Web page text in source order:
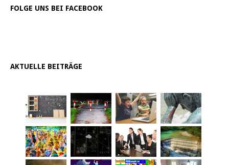
FOLGE UNS BEI FACEBOOK
AKTUELLE BEITRÄGE